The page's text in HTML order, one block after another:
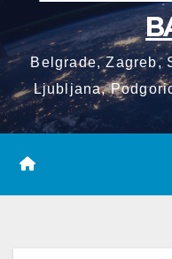
Belgrade, Zagreb,
Ljubljana,